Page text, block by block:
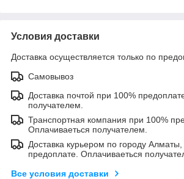
Условия доставки
Доставка осуществляется только по
Самовывоз
Доставка почтой при 100%
получателем.
Транспортная компания при 100%
Оплачиваеться получателем.
Доставка курьером по городу
предоплате. Оплачиваеться
Все условия доставки